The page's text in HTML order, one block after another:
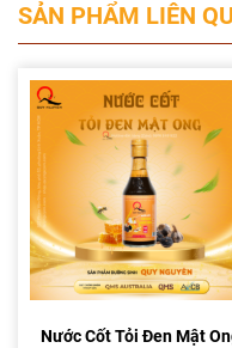
SẢN PHẨM LIÊN
Nước Cốt Tỏi Đen Mật